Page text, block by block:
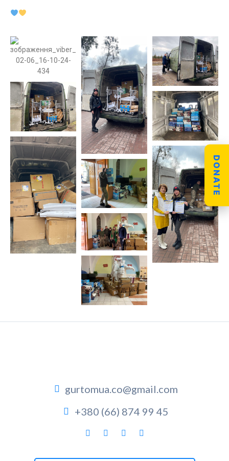
gurtomua.co@gmail.com
+380 (66) 874 99 45
DONATE